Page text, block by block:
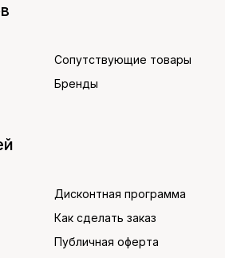
Сопутствующие товары
Бренды
Дисконтная программа
Как сделать заказ
Публичная оферта